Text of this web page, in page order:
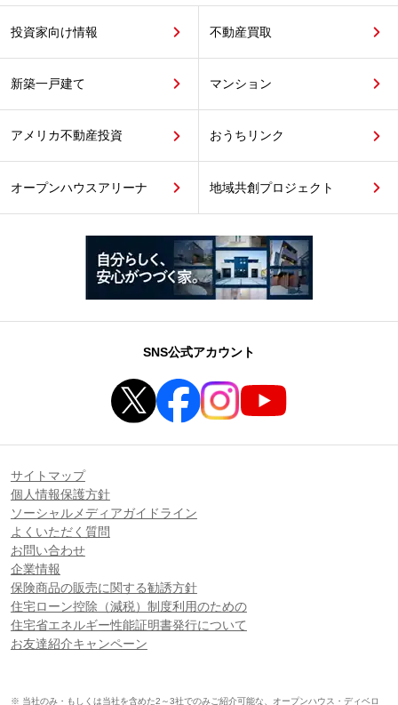
投資家向け情報 不動産買取
新築一戸建て マンション
アメリカ不動産投資 おうちリンク
オープンハウスアリーナ 地域共創プロジェクト
SNS公式アカウント
サイトマップ
個人情報保護方針
ソーシャルメディアガイドライン
よくいただく質問
お問い合わせ
企業情報
保険商品の販売に関する勧誘方針
住宅ローン控除（減税）制度利用のための
住宅省エネルギー性能証明書発行について
お友達紹介キャンペーン
※ 当社のみ・もしくは当社を含めた2～3社でのみご紹介可能な、オープンハウス・ディベロ